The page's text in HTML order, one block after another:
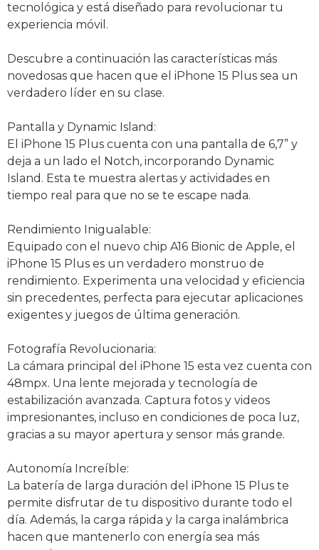
tecnológica y está diseñado para revolucionar tu
experiencia móvil.
Descubre a continuación las características más
novedosas que hacen que el iPhone 15 Plus sea un
verdadero líder en su clase.
Pantalla y Dynamic Island:
El iPhone 15 Plus cuenta con una pantalla de 6,7” y
deja a un lado el Notch, incorporando Dynamic
Island. Esta te muestra alertas y actividades en
tiempo real para que no se te escape nada.
Rendimiento Inigualable:
Equipado con el nuevo chip A16 Bionic de Apple, el
iPhone 15 Plus es un verdadero monstruo de
rendimiento. Experimenta una velocidad y eficiencia
sin precedentes, perfecta para ejecutar aplicaciones
exigentes y juegos de última generación.
Fotografía Revolucionaria:
La cámara principal del iPhone 15 esta vez cuenta con
48mpx. Una lente mejorada y tecnología de
estabilización avanzada. Captura fotos y videos
impresionantes, incluso en condiciones de poca luz,
gracias a su mayor apertura y sensor más grande.
Autonomía Increíble:
La batería de larga duración del iPhone 15 Plus te
permite disfrutar de tu dispositivo durante todo el
día. Además, la carga rápida y la carga inalámbrica
hacen que mantenerlo con energía sea más